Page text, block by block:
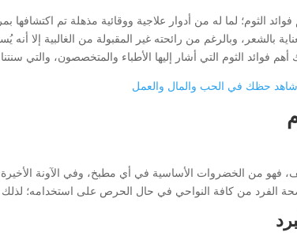
فوائد الثوم؛ لما له من أدوار علاجية ووقائية مذهلة تم
بالشعر، وبالرغم من رائحته غير المقبولة من الغالبية إلا
فوائد الثوم التي أشار إليها الأطباء والمتخصصون، والتي
– شاهد حظك في الحب والمال والعمل
فهو من الخضروات الأساسية في أي مطبخ، وفي الآونة
الفرد من كافة النواحي في حال الحرص على استخدامه؛ لذلك